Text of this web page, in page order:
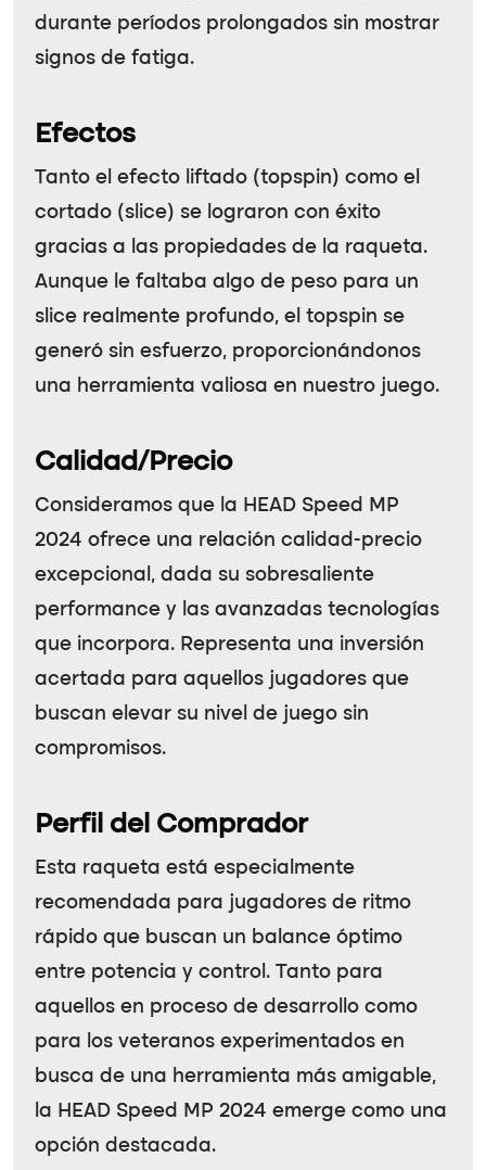
durante períodos prolongados sin mostrar
signos de fatiga.
Efectos
Tanto el efecto liftado (topspin) como el
cortado (slice) se lograron con éxito
gracias a las propiedades de la raqueta.
Aunque le faltaba algo de peso para un
slice realmente profundo, el topspin se
generó sin esfuerzo, proporcionándonos
una herramienta valiosa en nuestro juego.
Calidad/Precio
Consideramos que la HEAD Speed MP
2024 ofrece una relación calidad-precio
excepcional, dada su sobresaliente
performance y las avanzadas tecnologías
que incorpora. Representa una inversión
acertada para aquellos jugadores que
buscan elevar su nivel de juego sin
compromisos.
Perfil del Comprador
Esta raqueta está especialmente
recomendada para jugadores de ritmo
rápido que buscan un balance óptimo
entre potencia y control. Tanto para
aquellos en proceso de desarrollo como
para los veteranos experimentados en
busca de una herramienta más amigable,
la HEAD Speed MP 2024 emerge como una
opción destacada.